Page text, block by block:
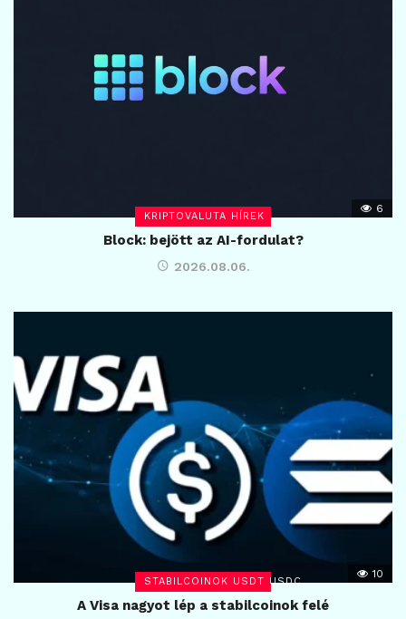
KRIPTOVALUTA HÍREK
6
Block: bejött az AI-fordulat?
2026.08.06.
STABILCOINOK USDT USDC
10
A Visa nagyot lép a stabilcoinok felé